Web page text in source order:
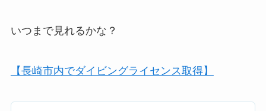
いつまで見れるかな？
【長崎市内でダイビングライセンス取得】